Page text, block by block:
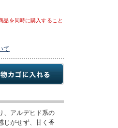
品を同時に購入すること
て
、アルデヒド系の
じがせず、甘く香